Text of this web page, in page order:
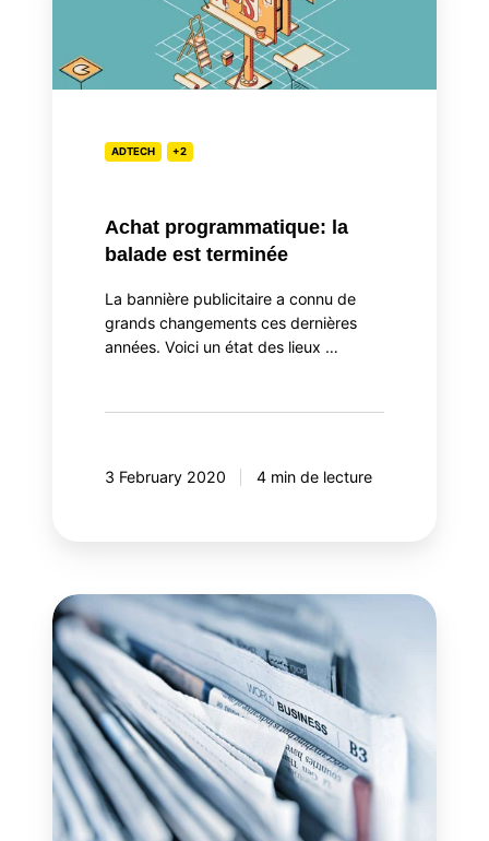
est
terminée
ADTECH +2
Achat programmatique: la
balade est terminée
La bannière publicitaire a connu de
grands changements ces dernières
années. Voici un état des lieux …
3 February 2020 4 min de lecture
Crise
des
médias:
à
part
les
revenus,
qu’est-
ce